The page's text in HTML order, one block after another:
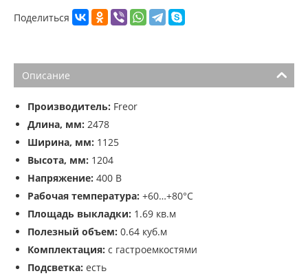
Поделиться
Описание
Производитель: Freor
Длина, мм: 2478
Ширина, мм: 1125
Высота, мм: 1204
Напряжение: 400 В
Рабочая температура: +60…+80°С
Площадь выкладки: 1.69 кв.м
Полезный объем: 0.64 куб.м
Комплектация: с гастроемкостями
Подсветка: есть